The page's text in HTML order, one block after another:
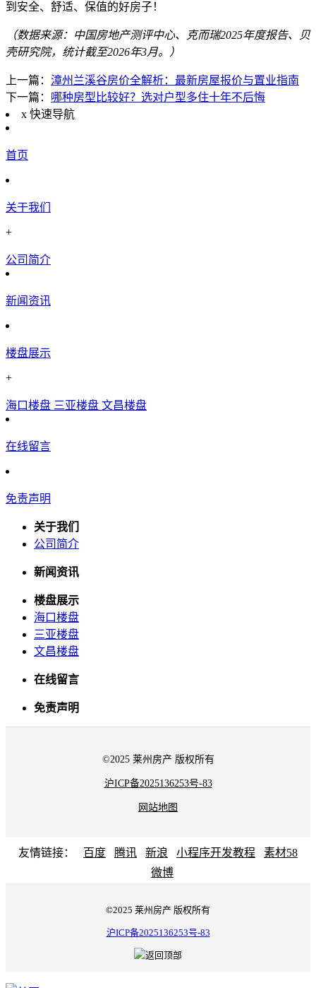
到安全、舒适、保值的好房子！
（数据来源：中国房地产测评中心、克而瑞2025年度报告、贝
壳研究院，统计截至2026年3月。）
上一篇： 漳州兰溪谷房价全解析：最新房屋报价与置业指南
下一篇： 哪种房型比较好？选对户型多住十年不后悔
x 快速导航
首页
关于我们
+
公司简介
新闻资讯
楼盘展示
+
海口楼盘 三亚楼盘 文昌楼盘
在线留言
免责声明
关于我们
公司简介
新闻资讯
楼盘展示
海口楼盘
三亚楼盘
文昌楼盘
在线留言
免责声明
©2025 莱州房产 版权所有
沪ICP备2025136253号-83
网站地图
友情链接： 百度 腾讯 新浪 小程序开发教程
素材58
微博
©2025 莱州房产 版权所有
沪ICP备2025136253号-83